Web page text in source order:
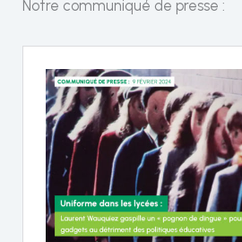
Notre communiqué de presse :